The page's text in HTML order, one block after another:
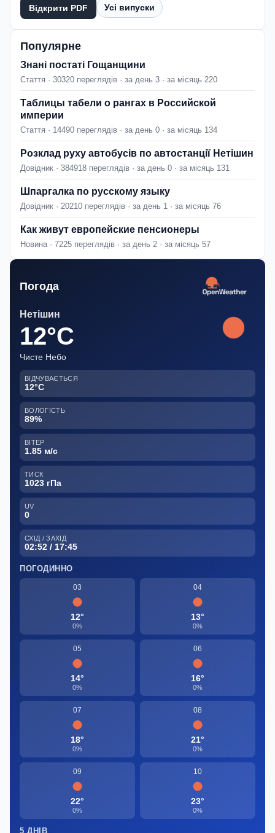
Відкрити PDF Усі випуски
Популярне
Знані постаті Гощанщини
Стаття · 30320 переглядів · за день 3 · за місяць 220
Таблицы табели о рангах в Российской
империи
Стаття · 14490 переглядів · за день 0 · за місяць 134
Розклад руху автобусів по автостанції Нетішин
Довідник · 384918 переглядів · за день 0 · за місяць 131
Шпаргалка по русскому языку
Довідник · 20210 переглядів · за день 1 · за місяць 76
Как живут европейские пенсионеры
Новина · 7225 переглядів · за день 2 · за місяць 57
Погода
Нетішин
12°C
Чисте Небо
ВІДЧУВАЄТЬСЯ
12°C
ВОЛОГІСТЬ
89%
ВІТЕР
1.85 м/с
ТИСК
1023 гПа
UV
0
СХІД / ЗАХІД
02:52 / 17:45
ПОГОДИННО
03
12°
0%
04
13°
0%
05
14°
0%
06
16°
0%
07
18°
0%
08
21°
0%
09
22°
0%
10
23°
0%
5 ДНІВ